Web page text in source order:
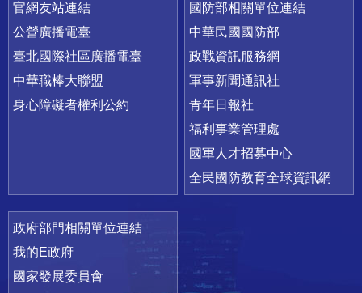
官網友站連結
公營廣播電臺
臺北國際社區廣播電臺
中華職棒大聯盟
身心障礙者權利公約
國防部相關單位連結
中華民國國防部
政戰資訊服務網
軍事新聞通訊社
青年日報社
福利事業管理處
國軍人才招募中心
全民國防教育全球資訊網
政府部門相關單位連結
我的E政府
國家發展委員會